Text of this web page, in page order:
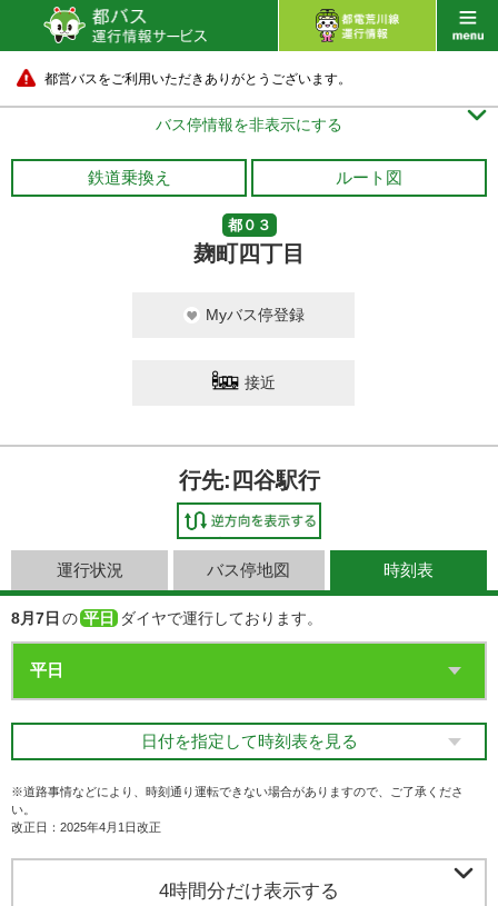
都営バスをご利用いただきありがとうございます。
バス停情報を非表示にする 
鉄道乗換え ルート図
都０３
麹町四丁目
Myバス停登録
接近
行先:四谷駅行
運行状況 バス停地図 時刻表
8月7日 の 平日 ダイヤで運行しております。
日付を指定して時刻表を見る
※道路事情などにより、時刻通り運転できない場合がありますので、ご了承くださ
い。
改正日：2025年4月1日改正
4時間分だけ表示する 